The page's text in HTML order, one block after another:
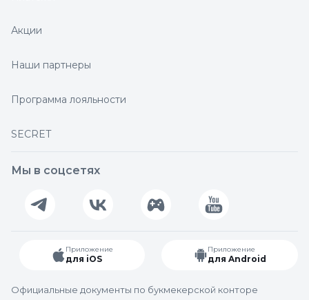
Акции
Наши партнеры
Программа лояльности
SECRET
Мы в соцсетях
Приложение
для iOS
Приложение
для Android
Официальные документы по букмекерской конторе